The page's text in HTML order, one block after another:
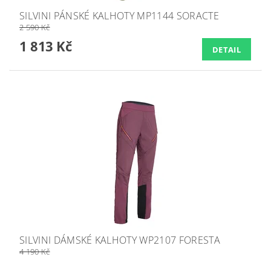
SILVINI PÁNSKÉ KALHOTY MP1144 SORACTE
2 590 Kč
1 813 Kč DETAIL
SILVINI DÁMSKÉ KALHOTY WP2107 FORESTA
4 190 Kč